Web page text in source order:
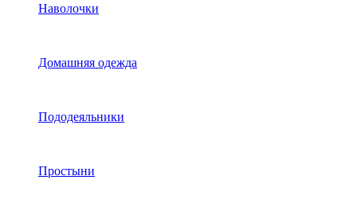
Наволочки
Домашняя одежда
Пододеяльники
Простыни